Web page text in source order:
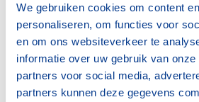
We gebruiken cookies om content
personaliseren, om functies voor
en om ons websiteverkeer te
informatie over uw gebruik van
partners voor social media,
partners kunnen deze gegevens
Sportdeelname
investeert
trainer-
28 juli 2026